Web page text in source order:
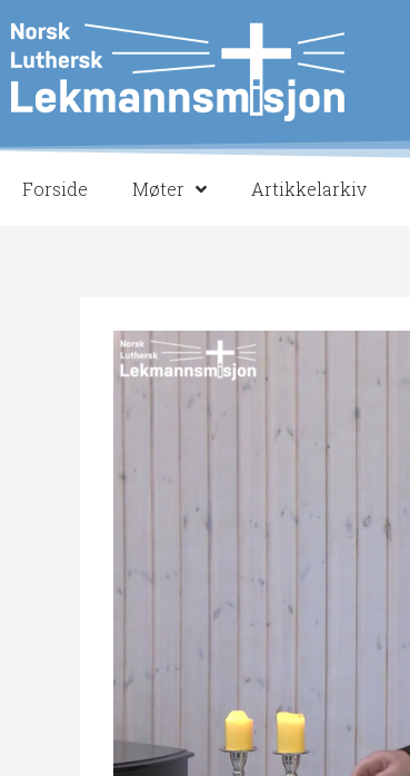
rett
til
innholdet
Forside Møter Artikkelarkiv